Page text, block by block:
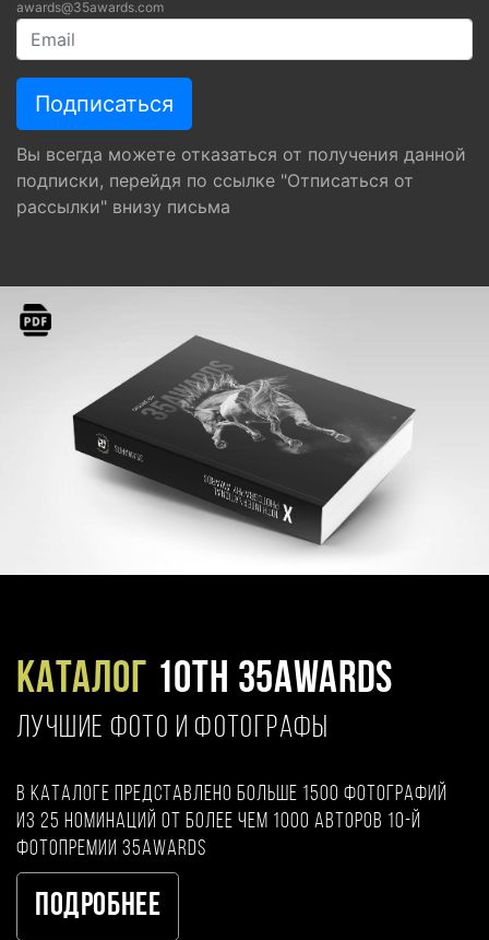
awards@35awards.com
Вы всегда можете отказаться от получения данной
подписки, перейдя по ссылке "Отписаться от
рассылки" внизу письма
Каталог 10TH 35AWARDS
ЛУЧШИЕ ФОТО И ФОТОГРАФЫ
В каталоге представлено больше 1500 фотографий
из 25 номинаций от более чем 1000 авторов 10-й
фотопремии 35AWARDS
Подробнее